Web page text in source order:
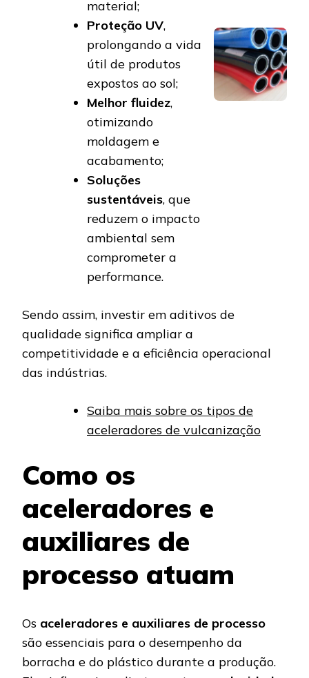
material;
Proteção UV,
prolongando a vida
útil de produtos
expostos ao sol;
Melhor fluidez,
otimizando
moldagem e
acabamento;
Soluções
sustentáveis, que
reduzem o impacto
ambiental sem
comprometer a
performance.
Sendo assim, investir em aditivos de
qualidade significa ampliar a
competitividade e a eficiência operacional
das indústrias.
Saiba mais sobre os tipos de
aceleradores de vulcanização
Como os
aceleradores e
auxiliares de
processo atuam
Os aceleradores e auxiliares de processo
são essenciais para o desempenho da
borracha e do plástico durante a produção.